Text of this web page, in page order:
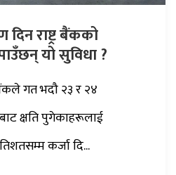
राष्ट्र बैंकको
यो सुविधा ?
गत भदौ २३ र २४
क्षति पुगेकाहरूलाई
कर्जा दि...